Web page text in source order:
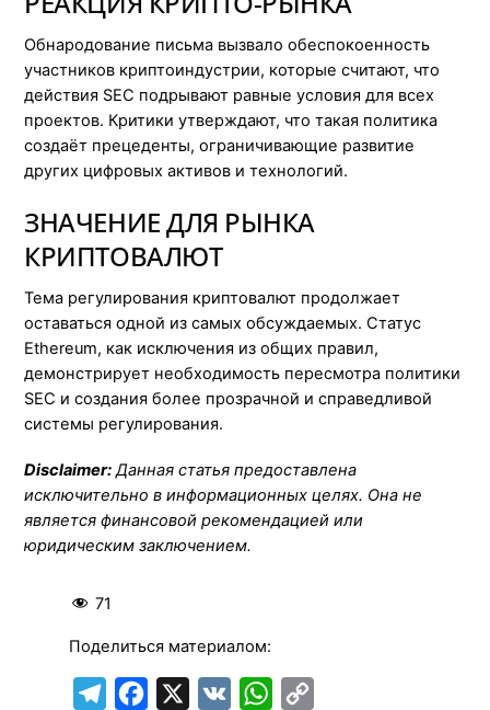
Обнародование письма вызвало обеспокоенность
участников криптоиндустрии, которые считают, что
действия SEC подрывают равные условия для всех
проектов. Критики утверждают, что такая политика
создаёт прецеденты, ограничивающие развитие
других цифровых активов и технологий.
ЗНАЧЕНИЕ ДЛЯ РЫНКА
КРИПТОВАЛЮТ
Тема регулирования криптовалют продолжает
оставаться одной из самых обсуждаемых. Статус
Ethereum, как исключения из общих правил,
демонстрирует необходимость пересмотра политики
SEC и создания более прозрачной и справедливой
системы регулирования.
Disclaimer:Данная статья предоставлена
исключительно в информационных целях. Она не
является финансовой рекомендацией или
юридическим заключением.
71
Поделиться материалом:
W